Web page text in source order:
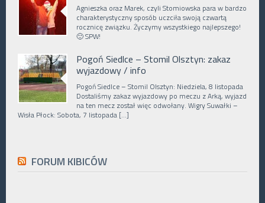
Agnieszka oraz Marek, czyli Stomiowska para w bardzo
charakterystyczny sposób uczciła swoją czwartą
rocznicę związku. Życzymy wszystkiego najlepszego!
🙂 SPW!
Pogoń Siedlce – Stomil Olsztyn: zakaz
wyjazdowy / info
Pogoń Siedlce – Stomil Olsztyn: Niedziela, 8 listopada
Dostaliśmy zakaz wyjazdowy po meczu z Arką, wyjazd
na ten mecz został więc odwołany. Wigry Suwałki –
Wisła Płock: Sobota, 7 listopada […]
FORUM KIBICÓW